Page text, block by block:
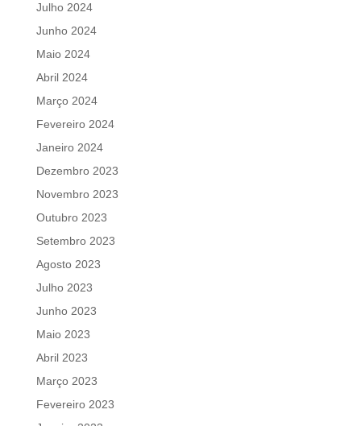
Julho 2024
Junho 2024
Maio 2024
Abril 2024
Março 2024
Fevereiro 2024
Janeiro 2024
Dezembro 2023
Novembro 2023
Outubro 2023
Setembro 2023
Agosto 2023
Julho 2023
Junho 2023
Maio 2023
Abril 2023
Março 2023
Fevereiro 2023